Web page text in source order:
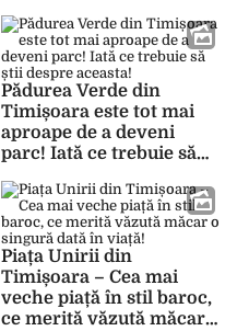
Pădurea Verde din
Timișoara este tot mai
aproape de a deveni
parc! Iată ce trebuie să
Piața Unirii din
Timișoara – Cea mai
veche piață în stil baroc,
ce merită văzută măcar o